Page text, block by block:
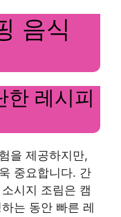
음식
한 레시피
을 제공하지만,
중요합니다. 간
시지 조림은 캠
는 동안 빠른 레